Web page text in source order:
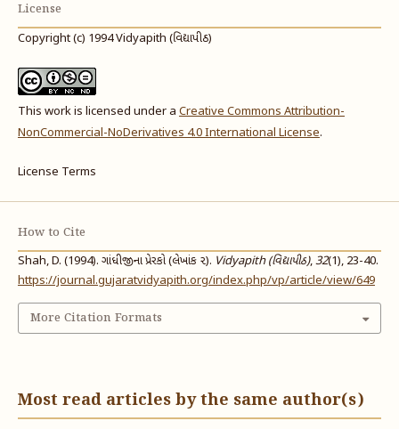
License
Copyright (c) 1994 Vidyapith (વિદ્યાપીઠ)
This work is licensed under a Creative Commons Attribution-
NonCommercial-NoDerivatives 4.0 International License.
License Terms
How to Cite
Shah, D. (1994). ગાંધીજીના પ્રેરકો (લેખાંક ૨). Vidyapith (વિદ્યાપીઠ),32(1), 23-40.
https://journal.gujaratvidyapith.org/index.php/vp/article/view/649
More Citation Formats
Most read articles by the same author(s)